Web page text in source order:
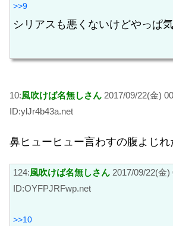
>>9
シリアスも悪くないけどやっぱ
10:風吹けば名無しさん 2017/09/22(金)
ID:ylJr4b43a.net
鼻ヒューヒュー言わすの腹よじれ
124:風吹けば名無しさん 2017/09/22(金)
ID:OYFPJRFwp.net
>>10